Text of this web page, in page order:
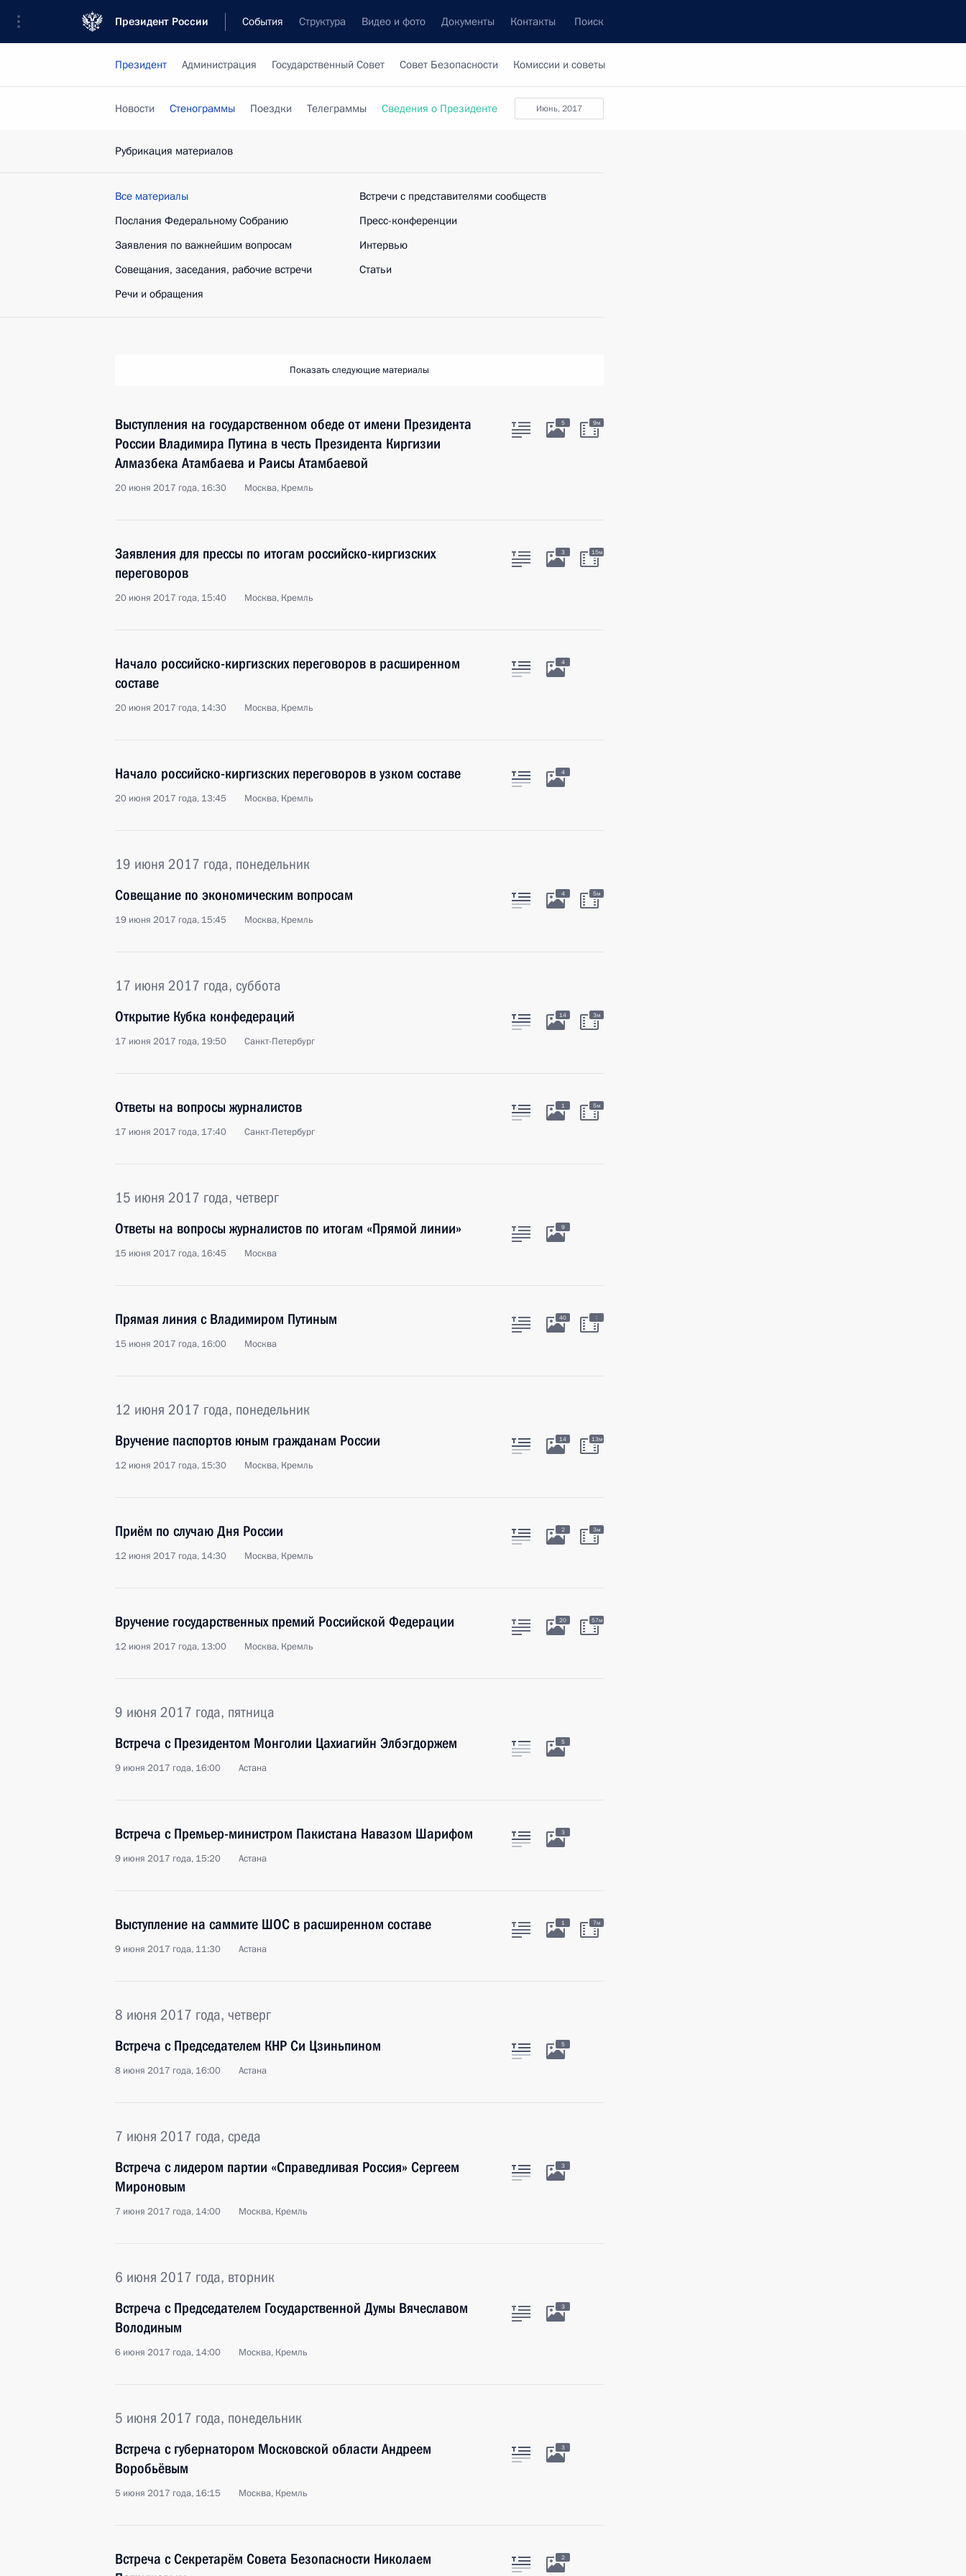
Президент России События Структура Видео и фото Документы Контакты Поиск
Президент Администрация Государственный Совет Совет Безопасности Комиссии и советы
июнь, 2017
Новости Стенограммы Поездки Телеграммы Сведения о Президенте
Рубрикация материалов
Все материалы
Послания Федеральному Собранию
Заявления по важнейшим вопросам
Совещания, заседания, рабочие встречи
Речи и обращения
Встречи с представителями сообществ
Пресс-конференции
Интервью
Статьи
Показать следующие материалы
Выступления на государственном обеде от имени Президента
России Владимира Путина в честь Президента Киргизии
Алмазбека Атамбаева и Раисы Атамбаевой
20 июня 2017 года, 16:30 Москва, Кремль
5 9м
Заявления для прессы по итогам российско-киргизских
переговоров
20 июня 2017 года, 15:40 Москва, Кремль
3 15м
Начало российско-киргизских переговоров в расширенном
составе
20 июня 2017 года, 14:30 Москва, Кремль
4
Начало российско-киргизских переговоров в узком составе
20 июня 2017 года, 13:45 Москва, Кремль
4
19 июня 2017 года, понедельник
Совещание по экономическим вопросам
19 июня 2017 года, 15:45 Москва, Кремль
4 5м
17 июня 2017 года, суббота
Открытие Кубка конфедераций
17 июня 2017 года, 19:50 Санкт-Петербург
14 3м
Ответы на вопросы журналистов
17 июня 2017 года, 17:40 Санкт-Петербург
1 5м
15 июня 2017 года, четверг
Ответы на вопросы журналистов по итогам «Прямой линии»
15 июня 2017 года, 16:45 Москва
9
Прямая линия с Владимиром Путиным
15 июня 2017 года, 16:00 Москва
40 :
12 июня 2017 года, понедельник
Вручение паспортов юным гражданам России
12 июня 2017 года, 15:30 Москва, Кремль
14 13м
Приём по случаю Дня России
12 июня 2017 года, 14:30 Москва, Кремль
2 3м
Вручение государственных премий Российской Федерации
12 июня 2017 года, 13:00 Москва, Кремль
20 57м
9 июня 2017 года, пятница
Встреча с Президентом Монголии Цахиагийн Элбэгдоржем
9 июня 2017 года, 16:00 Астана
5
Встреча с Премьер-министром Пакистана Навазом Шарифом
9 июня 2017 года, 15:20 Астана
3
Выступление на саммите ШОС в расширенном составе
9 июня 2017 года, 11:30 Астана
1 7м
8 июня 2017 года, четверг
Встреча с Председателем КНР Си Цзиньпином
8 июня 2017 года, 16:00 Астана
5
7 июня 2017 года, среда
Встреча с лидером партии «Справедливая Россия» Сергеем
Мироновым
7 июня 2017 года, 14:00 Москва, Кремль
3
6 июня 2017 года, вторник
Встреча с Председателем Государственной Думы Вячеславом
Володиным
6 июня 2017 года, 14:00 Москва, Кремль
3
5 июня 2017 года, понедельник
Встреча с губернатором Московской области Андреем
Воробьёвым
5 июня 2017 года, 16:15 Москва, Кремль
3
Встреча с Секретарём Совета Безопасности Николаем
2